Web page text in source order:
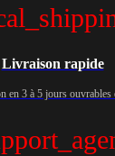
Livraison rapide
en 3 à 5 jours